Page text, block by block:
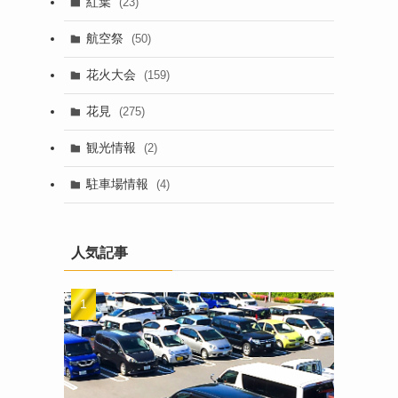
航空祭 (50)
花火大会 (159)
花見 (275)
観光情報 (2)
駐車場情報 (4)
人気記事